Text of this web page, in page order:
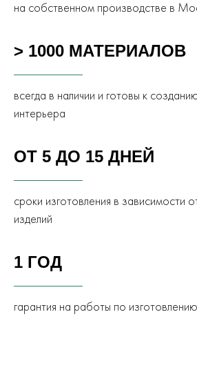
на собственном производстве в
> 1000 МАТЕРИАЛОВ
всегда в наличии и готовы к
интерьера
ОТ 5 ДО 15 ДНЕЙ
сроки изготовления в зависимости
изделий
1 ГОД
гарантия на работы по